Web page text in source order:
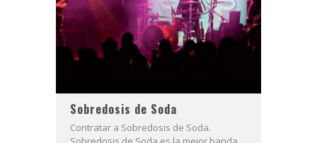
Sobredosis de Soda
Contratar a Sobredosis de Soda.